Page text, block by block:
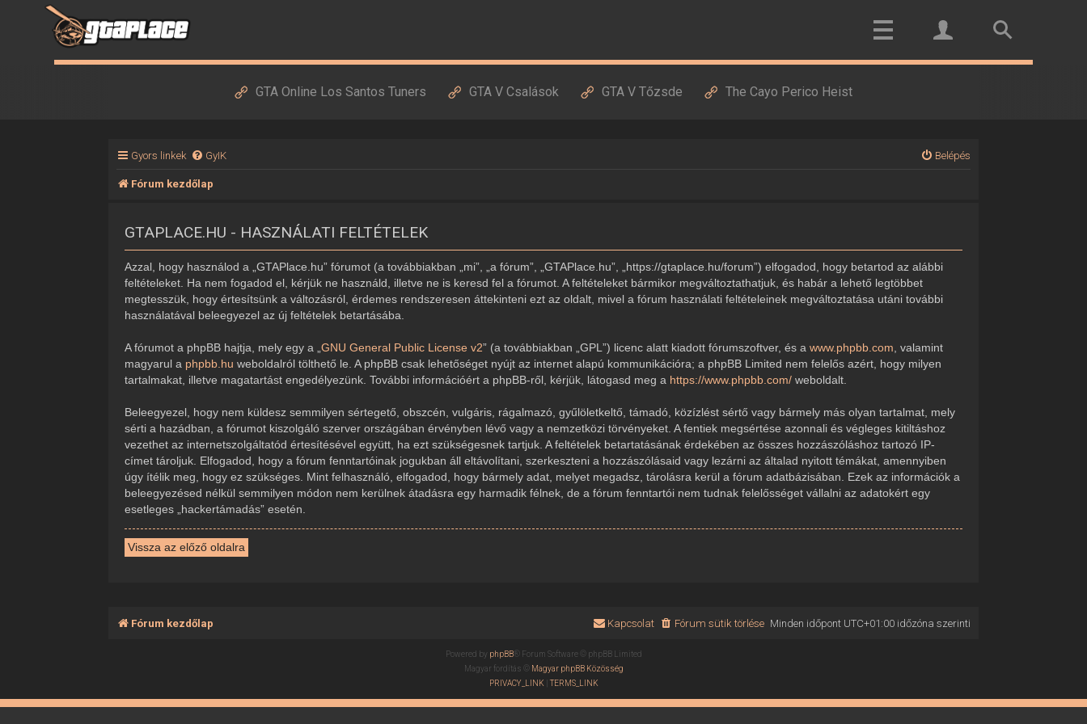
GTA Online Los Santos Tuners GTA V Csalások GTA V Tőzsde The Cayo Perico Heist
Gyors linkek GyIK Belépés
Fórum kezdőlap
GTAPLACE.HU - HASZNÁLATI FELTÉTELEK
Azzal, hogy használod a „GTAPlace.hu” fórumot (a továbbiakban „mi”, „a fórum”, „GTAPlace.hu”, „https://gtaplace.hu/forum”) elfogadod, hogy betartod az alábbi
feltételeket. Ha nem fogadod el, kérjük ne használd, illetve ne is keresd fel a fórumot. A feltételeket bármikor megváltoztathatjuk, és habár a lehető legtöbbet
megtesszük, hogy értesítsünk a változásról, érdemes rendszeresen áttekinteni ezt az oldalt, mivel a fórum használati feltételeinek megváltoztatása utáni további
használatával beleegyezel az új feltételek betartásába.
A fórumot a phpBB hajtja, mely egy a „GNU General Public License v2” (a továbbiakban „GPL”) licenc alatt kiadott fórumszoftver, és awww.phpbb.com , valamint
magyarul a phpbb.hu weboldalról tölthető le. A phpBB csak lehetőséget nyújt az internet alapú kommunikációra; a phpBB Limited nem felelős azért, hogy milyen
tartalmakat, illetve magatartást engedélyezünk. További információért a phpBB-ről, kérjük, látogasd meg a https://www.phpbb.com/ weboldalt.
Beleegyezel, hogy nem küldesz semmilyen sértegető, obszcén, vulgáris, rágalmazó, gyűlöletkeltő, támadó, közízlést sértő vagy bármely más olyan tartalmat, mely
sérti a hazádban, a fórumot kiszolgáló szerver országában érvényben lévő vagy a nemzetközi törvényeket. A fentiek megsértése azonnali és végleges kitiltáshoz
vezethet az internetszolgáltatód értesítésével együtt, ha ezt szükségesnek tartjuk. A feltételek betartatásának érdekében az összes hozzászóláshoz tartozó IP-
címet tároljuk. Elfogadod, hogy a fórum fenntartóinak jogukban áll eltávolítani, szerkeszteni a hozzászólásaid vagy lezárni az általad nyitott témákat, amennyiben
úgy ítélik meg, hogy ez szükséges. Mint felhasználó, elfogadod, hogy bármely adat, melyet megadsz, tárolásra kerül a fórum adatbázisában. Ezek az információk a
beleegyezésed nélkül semmilyen módon nem kerülnek átadásra egy harmadik félnek, de a fórum fenntartói nem tudnak felelősséget vállalni az adatokért egy
esetleges „hackertámadás” esetén.
Vissza az előző oldalra
Fórum kezdőlap Minden időpont UTC+01:00időzóna szerinti
Fórum sütik törlése
Kapcsolat
Powered by phpBB® Forum Software © phpBB Limited
Magyar fordítás © Magyar phpBB Közösség
PRIVACY_LINK |TERMS_LINK